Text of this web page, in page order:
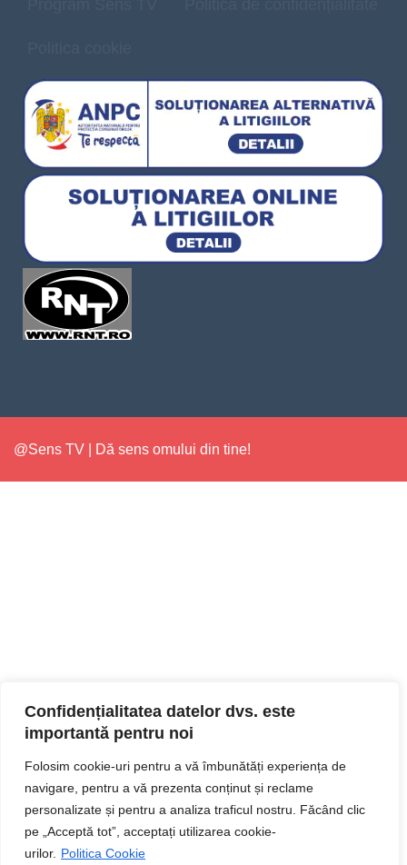
Confidențialitatea datelor dvs. este
importantă pentru noi
Folosim cookie-uri pentru a vă îmbunătăți experiența de
navigare, pentru a vă prezenta conținut și reclame
personalizate și pentru a analiza traficul nostru. Făcând clic
pe „Acceptă tot”, acceptați utilizarea cookie-
urilor. Politica Cookie
@Sens TV | Dă sens omului din tine!